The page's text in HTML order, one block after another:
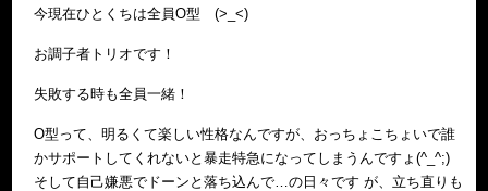
今現在ひとくちは全員O型 (>_<)
お調子者トリオです！
失敗する時も全員一緒！
O型って、明るくて楽しい性格なんですが、おっちょこちょいで誰
かサポートしてくれないと暴走特急になってしまうんですょ(^_^;)
そして自己嫌悪でドーンと落ち込んで…の日々です が、立ち直りも